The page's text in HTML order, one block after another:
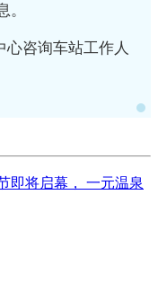
。
咨询车站工作人
即将启幕， 一元温泉